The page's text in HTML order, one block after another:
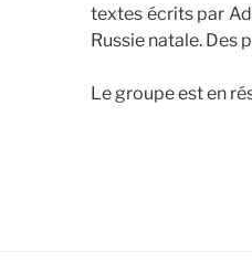
textes écrits par
Russie natale. Des
Le groupe est en